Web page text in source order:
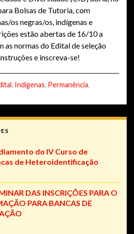
Bolsas de Tutoria, com
os negras/os, indígenas e
estão abertas de 16/10 a
as normas do Edital de seleção
e inscreva-se!
, Indígenas, Permanência,
do IV Curso de
de Heteroidentificação
DAS INSCRIÇÕES PARA O
PARA BANCAS DE